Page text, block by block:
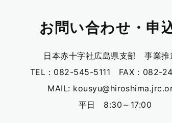
お問い合わせ・申
日本赤十字社広島県支部 事業推
TEL：082-545-5111 FAX：082-
MAIL:
平日 8:30～17:00